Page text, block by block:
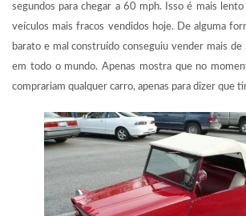
segundos para chegar a 60 mph. Isso é mais
veículos mais fracos vendidos hoje. De alguma
barato e mal construído conseguiu vender mais de
em todo o mundo. Apenas mostra que no
comprariam qualquer carro, apenas para dizer que